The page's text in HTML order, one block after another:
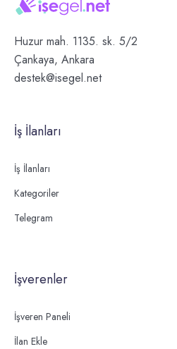
Huzur mah. 1135. sk. 5/2
Çankaya, Ankara
destek@isegel.net
İş İlanları
İş İlanları
Kategoriler
Telegram
İşverenler
İşveren Paneli
İlan Ekle